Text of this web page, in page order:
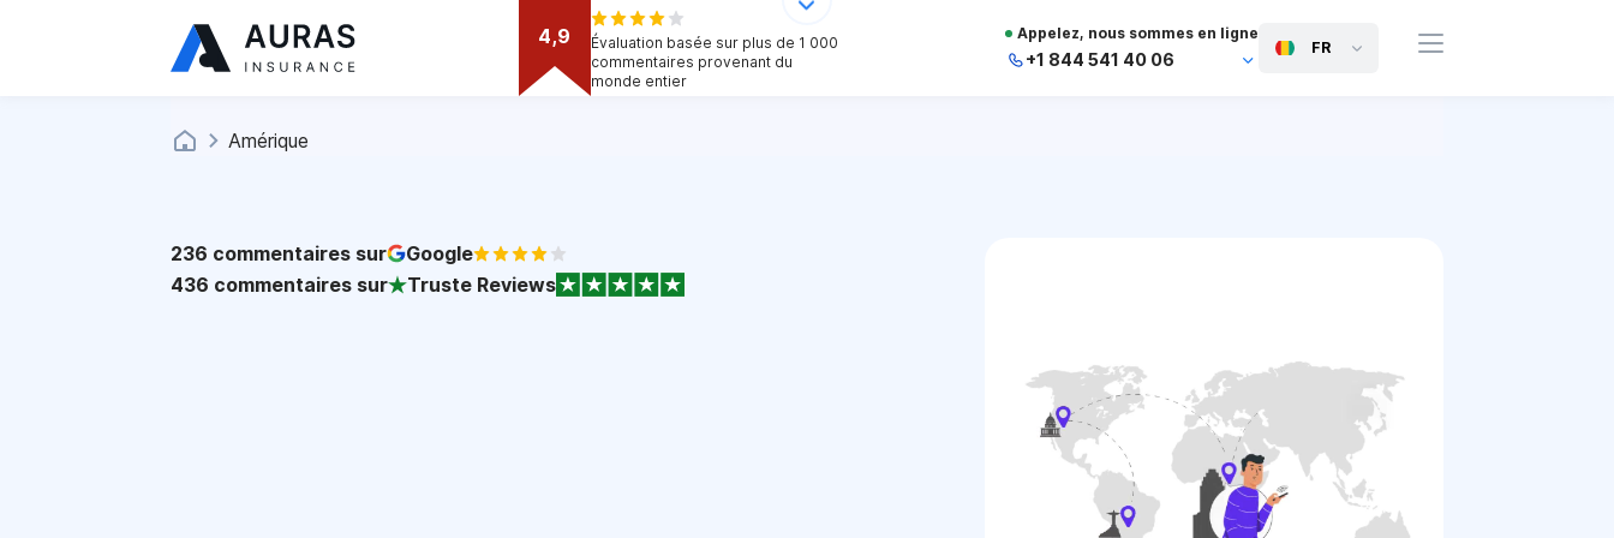
4,9
Évaluation basée sur plus de 1 000
commentaires provenant du
monde entier
Appelez, nous sommes en ligne
+1 844 541 40 06
FR
Amérique
236 commentaires sur
Google
436 commentaires sur Truste Reviews